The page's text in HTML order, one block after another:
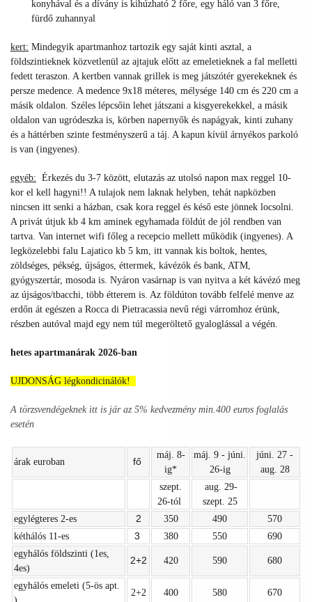
konyhával és a dívány is kihúzható 2 főre, egy háló van 3 főre,
fürdő zuhannyal
kert: Mindegyik apartmanhoz tartozik egy saját kinti asztal, a
földszintieknek közvetlenül az ajtajuk előtt az emeletieknek a fal melletti
fedett teraszon. A kertben vannak grillek is meg játszótér gyerekeknek és
persze medence. A medence 9x18 méteres, mélysége 140 cm és 220 cm a
másik oldalon. Széles lépcsőin lehet játszani a kisgyerekekkel, a másik
oldalon van ugródeszka is, körben napernyők és napágyak, kinti zuhany
és a háttérben szinte festményszerű a táj. A kapun kívül árnyékos parkoló
is van (ingyenes).
egyéb: Érkezés du 3-7 között, elutazás az utolsó napon max reggel 10-
kor el kell hagyni!! A tulajok nem laknak helyben, tehát napközben
nincsen itt senki a házban, csak kora reggel és késő este jönnek locsolni.
A privát útjuk kb 4 km aminek egyhamada földút de jól rendben van
tartva. Van internet wifi főleg a recepcio mellett működik (ingyenes). A
legközelebbi falu Lajatico kb 5 km, itt vannak kis boltok, hentes,
zöldséges, pékség, újságos, éttermek, kávézók és bank, ATM,
gyógyszertár, mosoda is. Nyáron vasárnap is van nyitva a két kávézó meg
az újságos/tbacchi, több étterem is. Az földúton tovább felfelé menve az
erdőn át egészen a Rocca di Pietracassia nevű régi várromhoz érünk,
részben autóval majd egy nem túl megeröltető gyaloglással a végén.
hetes apartmanárak 2026-ban
UJDONSÁG légkondicinálók!
A törzsvendégeknek itt is jár az 5% kedvezmény min.400 euros foglalás
esetén
árak euroban fő
máj. 8-
ig*
máj. 9 - júni.
26-ig
júni. 27 -
aug. 28
szept.
26-tól
aug. 29-
szept. 25
egylégteres 2-es
2 350 490
570
kéthálós 11-es
3 380 550
690
egyhálós földszinti (1es,
4es)
2+2 420 590 680
egyhálós emeleti (5-ös apt.
2+2 400 580 670